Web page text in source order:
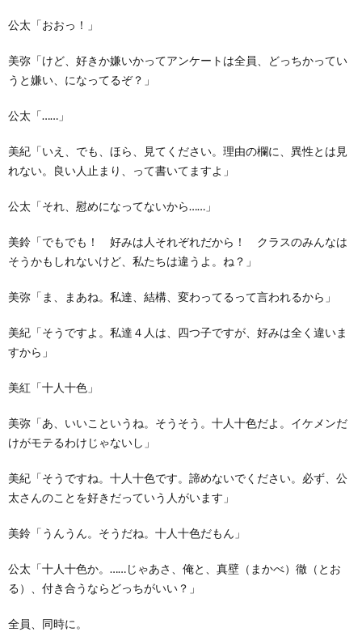
公太「おおっ！」
美弥「けど、好きか嫌いかってアンケートは全員、どっちかってい
うと嫌い、になってるぞ？」
公太「……」
美紀「いえ、でも、ほら、見てください。理由の欄に、異性とは見
れない。良い人止まり、って書いてますよ」
公太「それ、慰めになってないから……」
美鈴「でもでも！ 好みは人それぞれだから！ クラスのみんなは
そうかもしれないけど、私たちは違うよ。ね？」
美弥「ま、まあね。私達、結構、変わってるって言われるから」
美紀「そうですよ。私達４人は、四つ子ですが、好みは全く違いま
すから」
美紅「十人十色」
美弥「あ、いいこというね。そうそう。十人十色だよ。イケメンだ
けがモテるわけじゃないし」
美紀「そうですね。十人十色です。諦めないでください。必ず、公
太さんのことを好きだっていう人がいます」
美鈴「うんうん。そうだね。十人十色だもん」
公太「十人十色か。……じゃあさ、俺と、真壁（まかべ）徹（とお
る）、付き合うならどっちがいい？」
全員、同時に。